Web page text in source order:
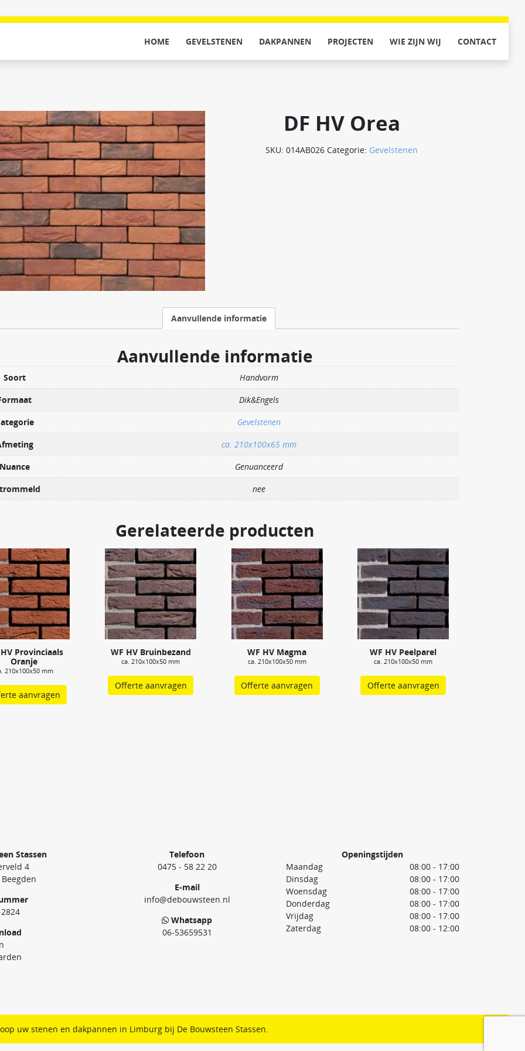
HOME GEVELSTENEN DAKPANNEN PROJECTEN WIE ZIJN WIJ CONTACT
DF HV Orea
SKU:014AB026 Categorie: Gevelstenen
Aanvullende informatie
Aanvullende informatie
Soort
Handvorm
Dik&Engels
Gevelstenen
ca. 210x100x65 mm
Genuanceerd
nee
Gerelateerde producten
Provinciaals
Oranje
210x100x50 mm
aanvragen
WF HV Bruinbezand
ca. 210x100x50 mm
Offerte aanvragen
WF HV Magma
ca. 210x100x50 mm
Offerte aanvragen
WF HV Peelparel
ca. 210x100x50 mm
Offerte aanvragen
Stassen
4
Telefoon
0475 - 58 22 20
E-mail
info@debouwsteen.nl
Whatsapp
06-53659531
Openingstijden
Maandag
08:00 - 17:00
Dinsdag
08:00 - 17:00
Woensdag
08:00 - 17:00
Donderdag
08:00 - 17:00
Vrijdag
08:00 - 17:00
Zaterdag
08:00 - 12:00
uw stenen en dakpannen in Limburg bij De Bouwsteen Stassen.